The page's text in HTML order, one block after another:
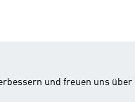
und freuen uns über